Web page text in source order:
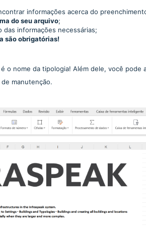
informações acerca do
do seu arquivo;
das informações necessárias;
são obrigatórias!
o nome da tipologia! Além dele, você pode
manutenção.